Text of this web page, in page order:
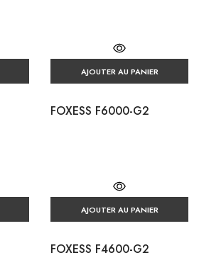
AJOUTER AU PANIER
FOXESS F6000-G2
AJOUTER AU PANIER
FOXESS F4600-G2